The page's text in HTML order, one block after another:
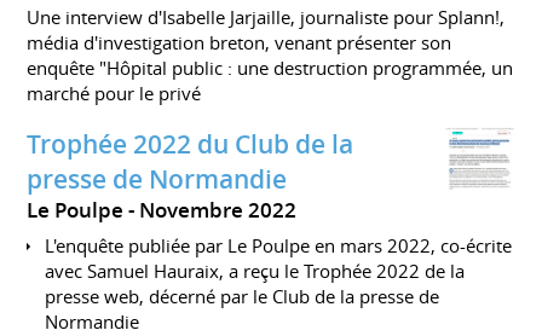
Une interview d'Isabelle Jarjaille, journaliste pour Splann!,
média d'investigation breton, venant présenter son
enquête "Hôpital public : une destruction programmée, un
marché pour le privé
Trophée 2022 du Club de la
presse de Normandie
Le Poulpe Novembre 2022
L'enquête publiée par Le Poulpe en mars 2022, co-écrite
avec Samuel Hauraix, a reçu le Trophée 2022 de la
presse web, décerné par le Club de la presse de
Normandie